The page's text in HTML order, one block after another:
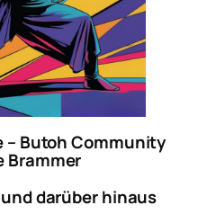
– Butoh Community
Brammer
darüber hinaus